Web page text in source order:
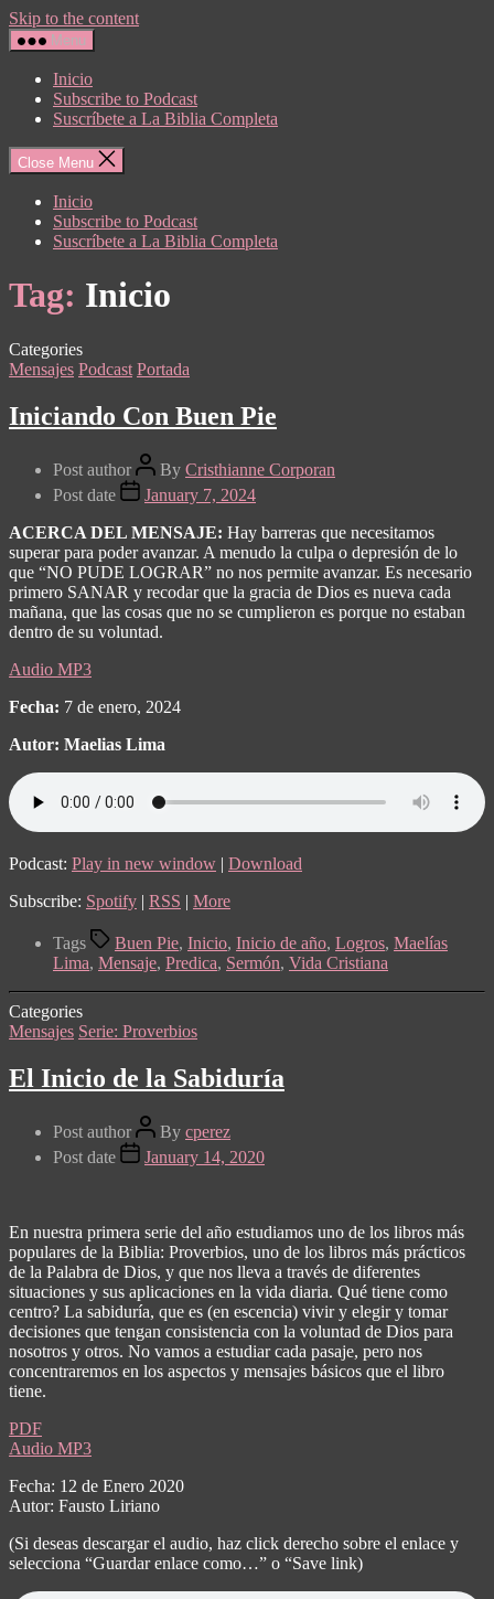
Skip to the content
Menu
Inicio
Subscribe to Podcast
Suscríbete a La Biblia Completa
Close Menu
Inicio
Subscribe to Podcast
Suscríbete a La Biblia Completa
Tag: Inicio
Categories
Mensajes Podcast Portada
Iniciando Con Buen Pie
Post author By Cristhianne Corporan
Post date
January 7, 2024
ACERCA DEL MENSAJE: Hay barreras que necesitamos
superar para poder avanzar. A menudo la culpa o depresión de lo
que “NO PUDE LOGRAR” no nos permite avanzar. Es necesario
primero SANAR y recodar que la gracia de Dios es nueva cada
mañana, que las cosas que no se cumplieron es porque no estaban
dentro de su voluntad.
Audio MP3
Fecha: 7 de enero, 2024
Autor: Maelias Lima
Podcast: Play in new window | Download
Subscribe: Spotify | RSS | More
Tags Buen Pie, Inicio, Inicio de año, Logros, Maelías
Lima, Mensaje, Predica, Sermón, Vida Cristiana
Categories
Mensajes Serie: Proverbios
El Inicio de la Sabiduría
Post author By cperez
Post date
January 14, 2020
En nuestra primera serie del año estudiamos uno de los libros más
populares de la Biblia: Proverbios, uno de los libros más prácticos
de la Palabra de Dios, y que nos lleva a través de diferentes
situaciones y sus aplicaciones en la vida diaria. Qué tiene como
centro? La sabiduría, que es (en escencia) vivir y elegir y tomar
decisiones que tengan consistencia con la voluntad de Dios para
nosotros y otros. No vamos a estudiar cada pasaje, pero nos
concentraremos en los aspectos y mensajes básicos que el libro
tiene.
PDF
Audio MP3
Fecha: 12 de Enero 2020
Autor: Fausto Liriano
(Si deseas descargar el audio, haz click derecho sobre el enlace y
selecciona “Guardar enlace como…” o “Save link)